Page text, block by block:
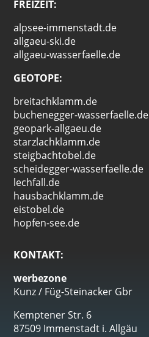
FREIZEIT:
alpsee-immenstadt.de
allgaeu-ski.de
allgaeu-wasserfaelle.de
GEOTOPE:
breitachklamm.de
buchenegger-wasserfaelle.de
geopark-allgaeu.de
starzlachklamm.de
steigbachtobel.de
scheidegger-wasserfaelle.de
lechfall.de
hausbachklamm.de
eistobel.de
hopfen-see.de
KONTAKT:
werbezone
Kunz / Füg-Steinacker Gbr
Kemptener Str. 6
87509 Immenstadt i. Allgäu